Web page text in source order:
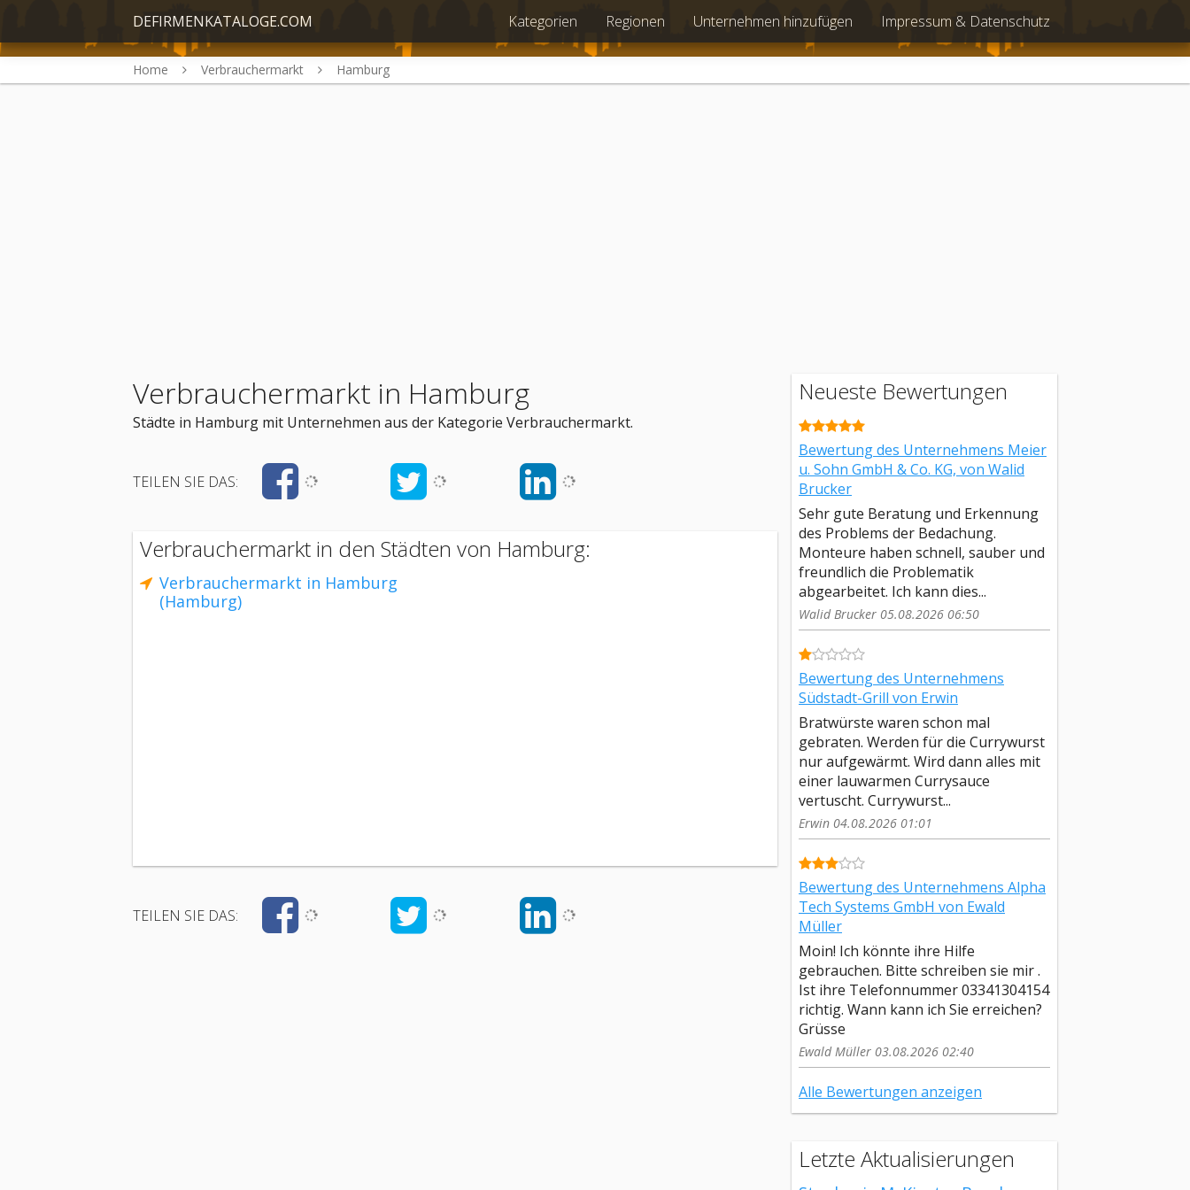
DEFIRMENKATALOGE.COM Kategorien Regionen Unternehmen hinzufügen Impressum & Datenschutz
Home Verbrauchermarkt Hamburg
Verbrauchermarkt in Hamburg
Städte in Hamburg mit Unternehmen aus der Kategorie Verbrauchermarkt.
TEILEN SIE DAS:
Verbrauchermarkt in den Städten von Hamburg:
Verbrauchermarkt in Hamburg
(Hamburg)
TEILEN SIE DAS:
Neueste Bewertungen
Bewertung des Unternehmens Meier
u. Sohn GmbH & Co. KG, von Walid
Brucker
Sehr gute Beratung und Erkennung
des Problems der Bedachung.
Monteure haben schnell, sauber und
freundlich die Problematik
abgearbeitet. Ich kann dies...
Walid Brucker 05.08.2026 06:50
Bewertung des Unternehmens
Südstadt-Grill von Erwin
Bratwürste waren schon mal
gebraten. Werden für die Currywurst
nur aufgewärmt. Wird dann alles mit
einer lauwarmen Currysauce
vertuscht. Currywurst...
Erwin 04.08.2026 01:01
Bewertung des Unternehmens Alpha
Tech Systems GmbH von Ewald
Müller
Moin! Ich könnte ihre Hilfe
gebrauchen. Bitte schreiben sie mir .
Ist ihre Telefonnummer 03341304154
richtig. Wann kann ich Sie erreichen?
Grüsse
Ewald Müller 03.08.2026 02:40
Alle Bewertungen anzeigen
Letzte Aktualisierungen